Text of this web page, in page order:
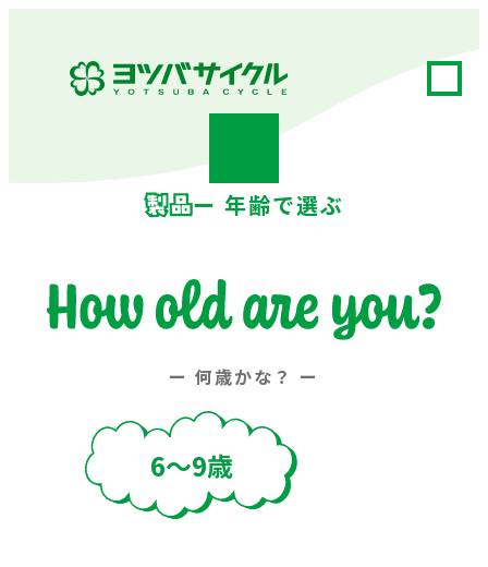
ー 年齢で選ぶ
ー 何歳かな？ ー
6～9歳